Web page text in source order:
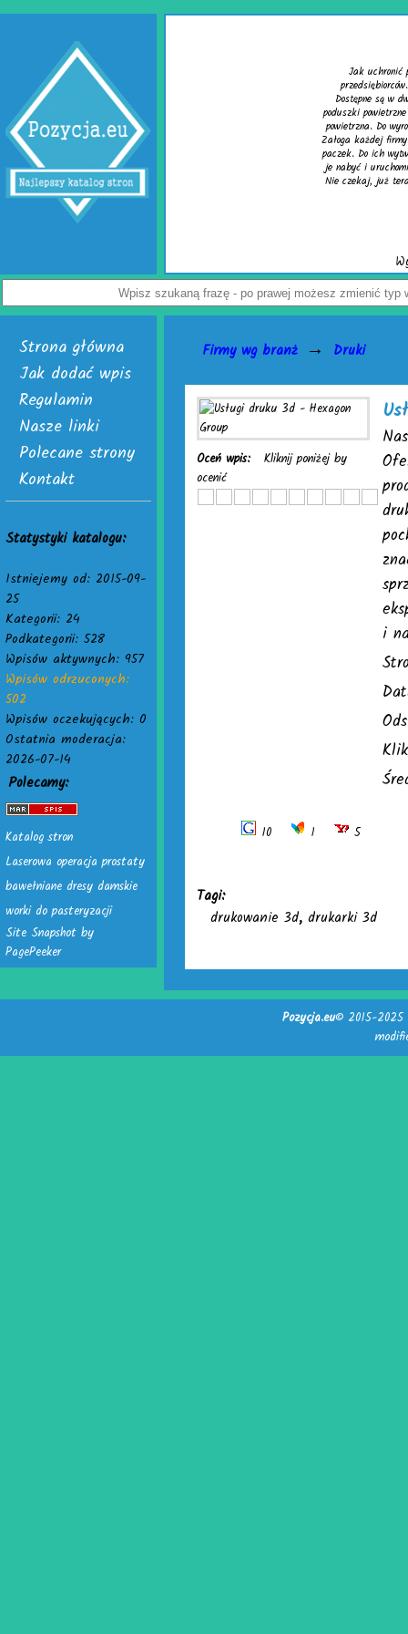
paczkę przed uszkodzeniem? Z tym pytaniem zmaga się wielu
Rozwiązaniem problemu są skuteczne wypełniacze do kartonów.
są w dwóch, interesujących wersjach. Pierwsza to cieszące się uznaniem
do paczek. Alternatywą dla nich jest chroniąca równie dobrze mata
wyrobu wymienionych wersji służy folia biodegradowalna do pakowania.
firmy handlowej mogą w łatwy sposób tworzyć wspomniane wypełniacze do
wytwarzania skonstruowano markowe urządzenia activaAir. Trzeba tylko
Skończą się problemy z częstymi zwrotami uszkodzonego towaru.
teraz odwiedź stronę activaair.pl. Znajdziesz na niej pełną ofertę firmy
activaAir.
Strona główna
Jak dodać wpis
Regulamin
Nasze linki
Polecane strony
Kontakt
Statystyki katalogu:
Istniejemy od: 2015-09-
25
Kategorii: 24
Podkategorii: 528
Wpisów aktywnych: 957
Wpisów odrzuconych:
502
Wpisów oczekujących: 0
Ostatnia moderacja:
2026-07-14
Polecamy:
Katalog stron
Laserowa operacja prostaty
bawełniane dresy damskie
worki do pasteryzacji
Site Snapshot by
PagePeeker
Firmy wg branż → Druki
Oceń wpis:
Kliknij poniżej by
ocenić
i
10 1 5
Tagi:
drukowanie 3d, drukarki 3d
Pozycja.eu© 2015-